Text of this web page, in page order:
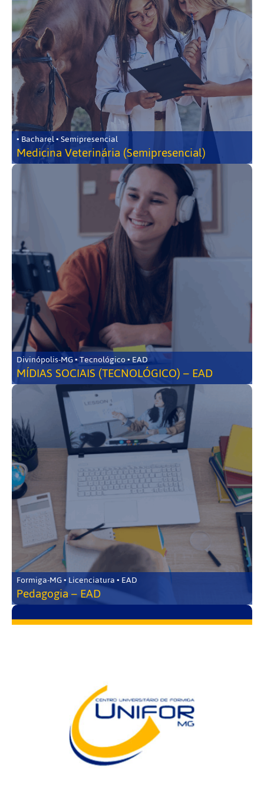
• Bacharel • Semipresencial
Medicina Veterinária (Semipresencial)
Divinópolis-MG • Tecnológico • EAD
MÍDIAS SOCIAIS (TECNOLÓGICO) – EAD
Formiga-MG • Licenciatura • EAD
Pedagogia – EAD